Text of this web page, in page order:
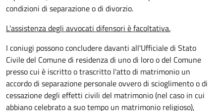
condizioni di separazione o di divorzio.
L'assistenza degli avvocati difensori è facoltativa.
I coniugi possono concludere davanti all'Ufficiale di Stato
Civile del Comune di residenza di uno di loro o del Comune
presso cui è iscritto o trascritto l'atto di matrimonio un
accordo di separazione personale ovvero di scioglimento o di
cessazione degli effetti civili del matrimonio (nel caso in cui
abbiano celebrato a suo tempo un matrimonio religioso),